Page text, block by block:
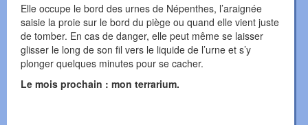
Elle occupe le bord des urnes de Népenthes, l’araignée
saisie la proie sur le bord du piège ou quand elle vient juste
de tomber. En cas de danger, elle peut même se laisser
glisser le long de son fil vers le liquide de l’urne et s’y
plonger quelques minutes pour se cacher.
Le mois prochain : mon terrarium.